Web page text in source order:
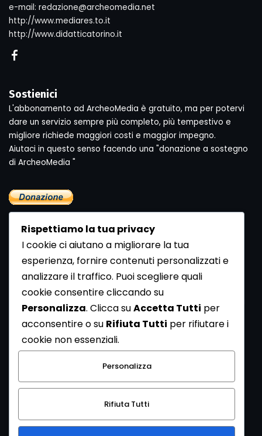
e-mail: redazione@archeomedia.net
http://www.mediares.to.it
http://www.didatticatorino.it
Sostienici
L'abbonamento ad ArcheoMedia è gratuito, ma per potervi
dare un servizio sempre più completo, più tempestivo e
migliore richiede maggiori costi e maggior impegno.
Aiutaci in questo senso facendo una "donazione a sostegno
di ArcheoMedia "
Newsletter
Se vuoi ricevere la Rivista gratuita di archeologia realizzata
dalla Redazione di ArcheoMedia iscriviti alla nostra
Newsletter [Clicca Qui]
Con l'invio del messaggio l'utente dichiara di aver letto
l’informativa sulla privacy e di acconsentire al trattamento
dei propri dati personali.
Rispettiamo la tua privacy
I cookie ci aiutano a migliorare la tua
esperienza, fornire contenuti personalizzati e
analizzare il traffico. Puoi scegliere quali
cookie consentire cliccando su
Personalizza. Clicca suAccetta Tutti per
acconsentire o su Rifiuta Tutti per rifiutare i
cookie non essenziali.
Personalizza
Rifiuta Tutti